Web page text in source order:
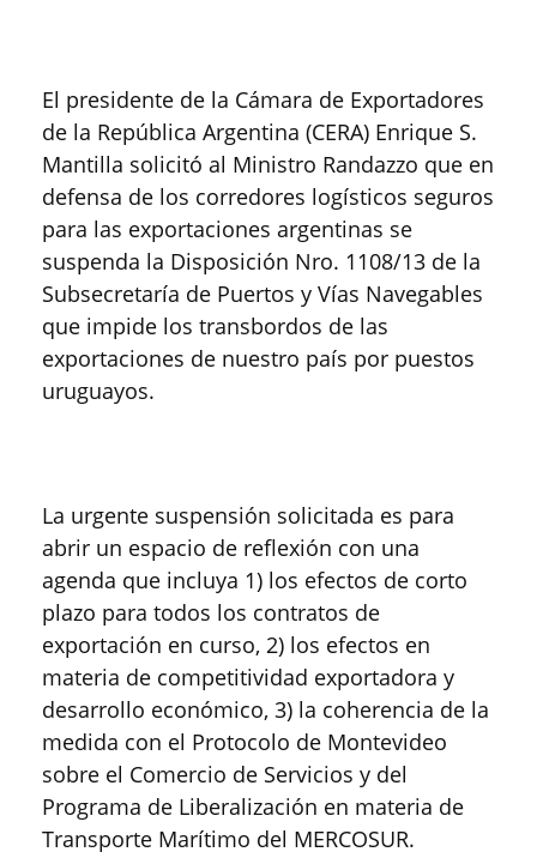
El presidente de la Cámara de Exportadores
de la República Argentina (CERA) Enrique S.
Mantilla solicitó al Ministro Randazzo que en
defensa de los corredores logísticos seguros
para las exportaciones argentinas se
suspenda la Disposición Nro. 1108/13 de la
Subsecretaría de Puertos y Vías Navegables
que impide los transbordos de las
exportaciones de nuestro país por puestos
uruguayos.
La urgente suspensión solicitada es para
abrir un espacio de reflexión con una
agenda que incluya 1) los efectos de corto
plazo para todos los contratos de
exportación en curso, 2) los efectos en
materia de competitividad exportadora y
desarrollo económico, 3) la coherencia de la
medida con el Protocolo de Montevideo
sobre el Comercio de Servicios y del
Programa de Liberalización en materia de
Transporte Marítimo del MERCOSUR.